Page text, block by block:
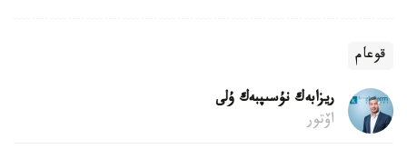
قوعام
ريزابەك نۇسىپبەك ۇلى
اۆتور